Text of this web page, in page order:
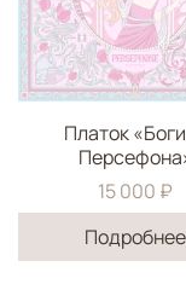
Платок
15 000 ₽
Подробнее